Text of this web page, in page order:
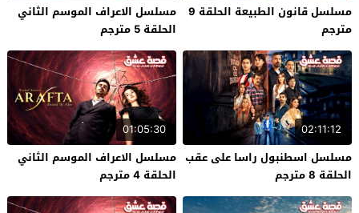
مسلسل قانون الطبيعة الحلقة 9
مترجم
مسلسل الاعراف الموسم الثاني
الحلقة 5 مترجم
02:11:12
مسلسل اسطنبول راسا على عقب
الحلقة 8 مترجم
01:05:30
مسلسل الاعراف الموسم الثاني
الحلقة 4 مترجم